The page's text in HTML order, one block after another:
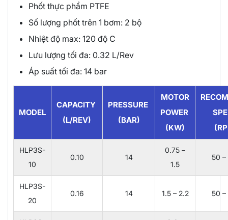
Phốt thực phẩm PTFE
Số lượng phốt trên 1 bơm: 2 bộ
Nhiệt độ max: 120 độ C
Lưu lượng tối đa: 0.32 L/Rev
Áp suất tối đa: 14 bar
MODEL
CAPACITY
(L/REV)
PRESSURE
(BAR)
MOTOR
POWER
(KW)
HLP3S-
10
0.10 14
0.75 –
1.5
50 –
HLP3S-
20
0.16 14 1.5 – 2.2 50 –